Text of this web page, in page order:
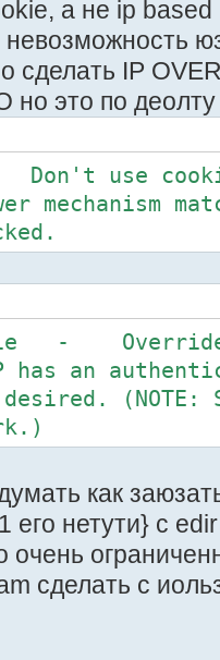
а не ip
сделать IP
но это по
use
mechanism
- Override
an
(NOTE:
как
его нетути} c
очень
сделать с